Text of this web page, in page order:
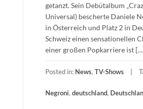
getanzt. Sein Debütalbum
Universal) bescherte Daniele
in Österreich und Platz 2 in
Schweiz einen sensationellen
einer großen Popkarriere ist
Posted in: News, TV-Shows
Negroni, deutschland,